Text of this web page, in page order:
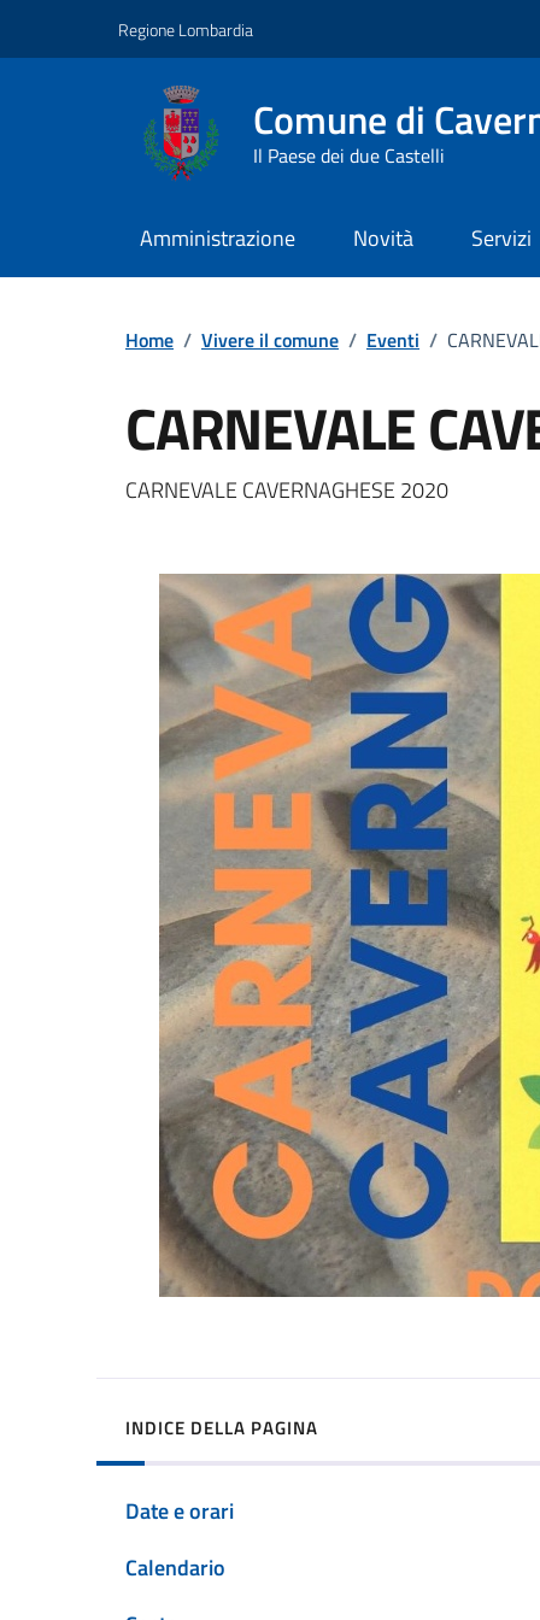
Regione Lombardia
Comune di
Il Paese dei due Castelli
Amministrazione Novità Servizi
Home / Vivere il comune / Eventi /
CARNEVALE
Dettagli della notizia
CARNEVALE CAVERNAGHESE 2020
INDICE DELLA PAGINA
Date e orari
Calendario